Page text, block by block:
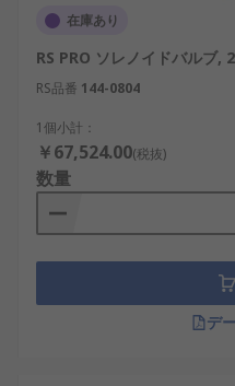
在庫あり
RS PRO ソレノイドバルブ,
RS品番 144-0804
1個小計：
￥67,524.00(税抜)
数量
デ